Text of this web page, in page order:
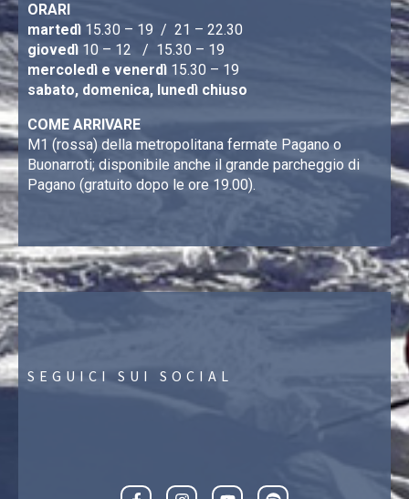
ORARI
martedì 15.30 – 19 / 21 – 22.30
giovedì 10 – 12 / 15.30 – 19
mercoledì e venerdì 15.30 – 19
sabato, domenica, lunedì chiuso
COME ARRIVARE
M1 (rossa) della metropolitana fermate Pagano o
Buonarroti; disponibile anche il grande parcheggio di
Pagano (gratuito dopo le ore 19.00).
SEGUICI SUI SOCIAL